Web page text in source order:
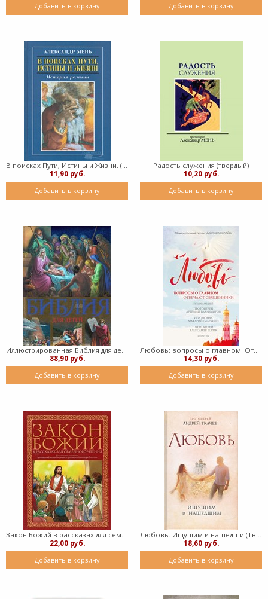
Добавить в корзину
Добавить в корзину
11,90 руб.
Добавить в корзину
Радость служения (твердый)
10,20 руб.
Добавить в корзину
88,90 руб.
Добавить в корзину
14,30 руб.
Добавить в корзину
22,00 руб.
Добавить в корзину
18,60 руб.
Добавить в корзину